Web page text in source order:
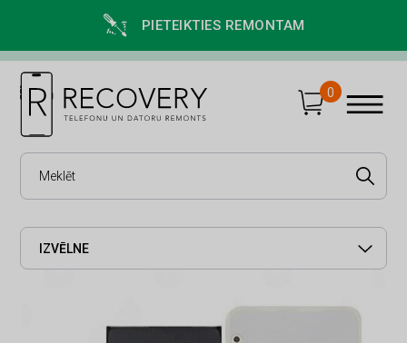
PIETEIKTIES REMONTAM
0
IZVĒLNE